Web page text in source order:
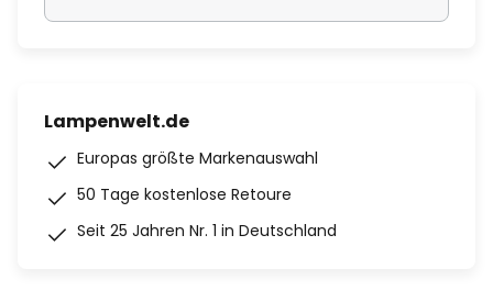
Lampenwelt.de
Europas größte Markenauswahl
50 Tage kostenlose Retoure
Seit 25 Jahren Nr. 1 in Deutschland